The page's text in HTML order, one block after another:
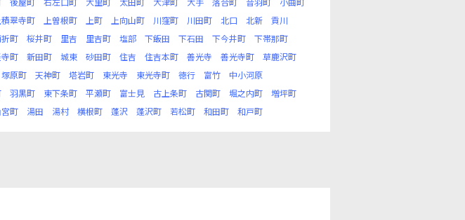
積翠寺町 上曽根町 上町 上向山町 川窪町 川田町 北口 北新
貢川
町 桜井町 里吉 里吉町 塩部 下飯田 下石田 下今井町
下帯那町
町 新田町 城東 砂田町 住吉 住吉本町 善光寺 善光寺町
草鹿沢町
塚原町 天神町 塔岩町 東光寺 東光寺町 徳行 富竹
中小河原
羽黒町 東下条町 平瀬町 富士見 古上条町 古関町 堀之内町
増坪町
町 湯田 湯村 横根町 蓬沢 蓬沢町 若松町 和田町 和戸町